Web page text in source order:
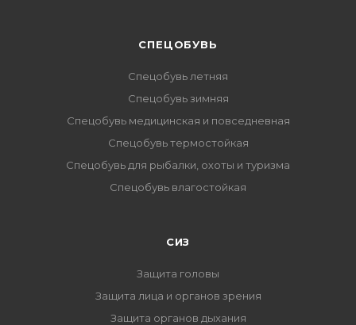
CПЕЦОБУВЬ
Спецобувь летняя
Спецобувь зимняя
Спецобувь медицинская и повседневная
Спецобувь термостойкая
Спецобувь для рыбалки, охоты и туризма
Спецобувь влагостойкая
СИЗ
Защита головы
Защита лица и органов зрения
Защита органов дыхания